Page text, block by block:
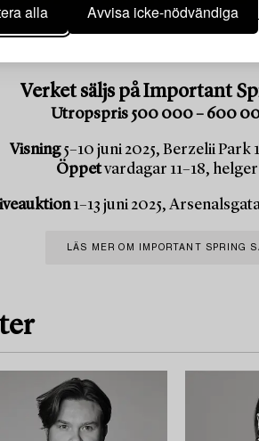
alla Avvisa icke-nödvändiga
Verket säljs på Important
Utropspris 500 000 – 600
Visning5–10 juni 2025, Berzelii Park
Öppetvardagar 11–18, helger
1–13 juni 2025,
LÄS MER OM IMPORTANT SPRING